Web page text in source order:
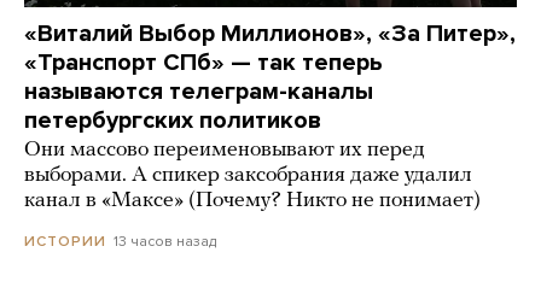
«Виталий Выбор Миллионов», «За Питер»,
«Транспорт СПб» — так теперь
называются телеграм-каналы
петербургских политиков
Они массово переименовывают их перед
выборами. А спикер заксобрания даже удалил
канал в «Максе» (Почему? Никто не понимает)
ИСТОРИИ 13 часов назад